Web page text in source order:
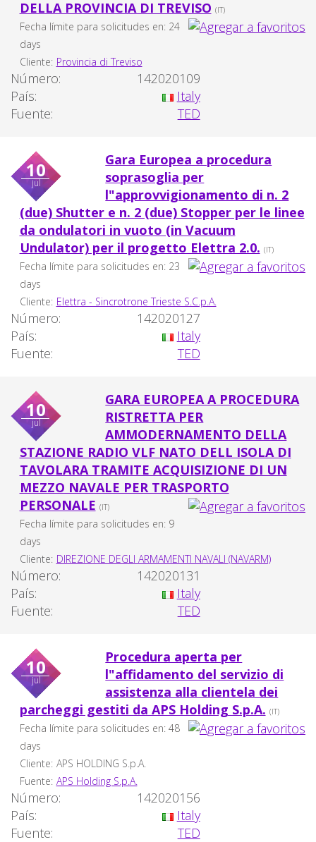
DELLA PROVINCIA DI TREVISO (IT)
Fecha límite para solicitudes en: 24
days
Cliente: Provincia di Treviso
Número:
142020109
País:
Italy
Fuente:
TED
10
jul
Gara Europea a procedura
soprasoglia per
l"approvvigionamento di n. 2
(due) Shutter e n. 2 (due) Stopper per le linee
da ondulatori in vuoto (in Vacuum
Undulator) per il progetto Elettra 2.0. (IT)
Fecha límite para solicitudes en: 23
days
Cliente: Elettra - Sincrotrone Trieste S.C.p.A.
Número:
142020127
País:
Italy
Fuente:
TED
10
jul
GARA EUROPEA A PROCEDURA
RISTRETTA PER
AMMODERNAMENTO DELLA
STAZIONE RADIO VLF NATO DELL ISOLA DI
TAVOLARA TRAMITE ACQUISIZIONE DI UN
MEZZO NAVALE PER TRASPORTO
PERSONALE (IT)
Fecha límite para solicitudes en: 9
days
Cliente: DIREZIONE DEGLI ARMAMENTI NAVALI (NAVARM)
Número:
142020131
País:
Italy
Fuente:
TED
10
jul
Procedura aperta per
l"affidamento del servizio di
assistenza alla clientela dei
parcheggi gestiti da APS Holding S.p.A. (IT)
Fecha límite para solicitudes en: 48
days
Cliente: APS HOLDING S.p.A.
Fuente: APS Holding S.p.A.
Número:
142020156
País:
Italy
Fuente:
TED